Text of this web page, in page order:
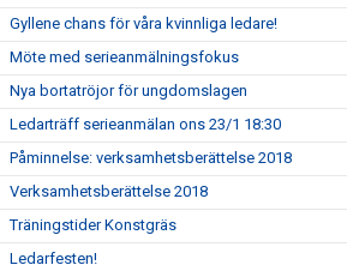
Gyllene chans för våra kvinnliga ledare!
Möte med serieanmälningsfokus
Nya bortatröjor för ungdomslagen
Ledarträff serieanmälan ons 23/1 18:30
Påminnelse: verksamhetsberättelse 2018
Verksamhetsberättelse 2018
Träningstider Konstgräs
Ledarfesten!